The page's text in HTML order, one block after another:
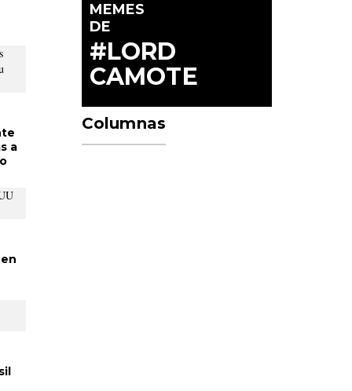
a
MEMES
DE
#LORD
CAMOTE
Columnas